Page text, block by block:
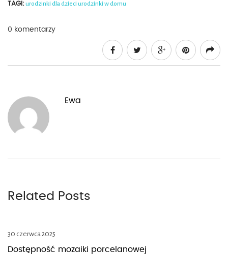
TAGI: urodzinki dla dzieci urodzinki w domu
0 komentarzy
Ewa
Related Posts
30 czerwca 2025
Dostępność mozaiki porcelanowej